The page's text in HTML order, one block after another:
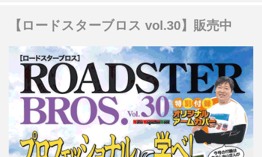
【ロードスターブロス vol.30】販売中